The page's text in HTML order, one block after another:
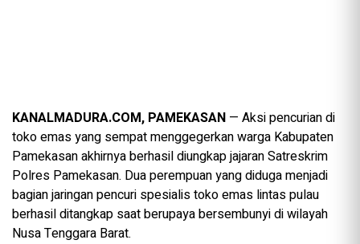
KANALMADURA.COM, PAMEKASAN — Aksi pencurian di
toko emas yang sempat menggegerkan warga Kabupaten
Pamekasan akhirnya berhasil diungkap jajaran Satreskrim
Polres Pamekasan. Dua perempuan yang diduga menjadi
bagian jaringan pencuri spesialis toko emas lintas pulau
berhasil ditangkap saat berupaya bersembunyi di wilayah
Nusa Tenggara Barat.